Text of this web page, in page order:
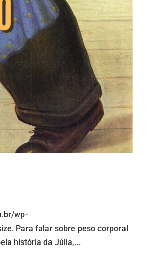
wp-
Para falar sobre peso corporal
história da Júlia,...